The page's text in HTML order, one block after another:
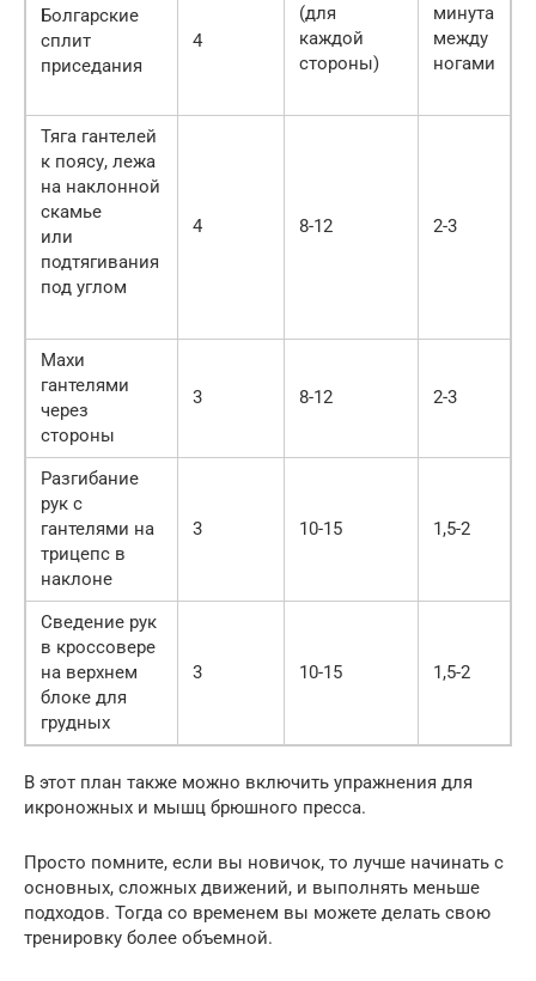
Болгарские
сплит
приседания
4
(для
каждой
стороны)
минута
между
ногами
Тяга гантелей
к поясу, лежа
на наклонной
скамье
или
подтягивания
под углом
4 8-12 2-3
Махи
гантелями
через
стороны
3 8-12 2-3
Разгибание
рук с
гантелями на
трицепс в
наклоне
3 10-15 1,5-2
Сведение рук
в кроссовере
на верхнем
блоке для
грудных
3 10-15 1,5-2
В этот план также можно включить упражнения для
икроножных и мышц брюшного пресса.
Просто помните, если вы новичок, то лучше начинать с
основных, сложных движений, и выполнять меньше
подходов. Тогда со временем вы можете делать свою
тренировку более объемной.